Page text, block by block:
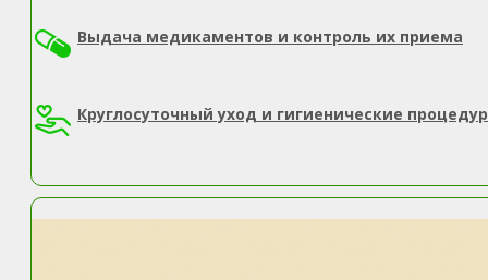
Выдача медикаментов и контроль их приема
Круглосуточный уход и гигиенические